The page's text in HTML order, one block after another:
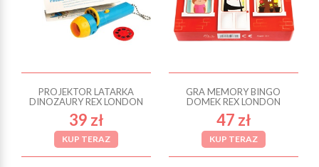
PROJEKTOR LATARKA
DINOZAURY REX LONDON
39 zł
KUP TERAZ
GRA MEMORY BINGO
DOMEK REX LONDON
47 zł
KUP TERAZ